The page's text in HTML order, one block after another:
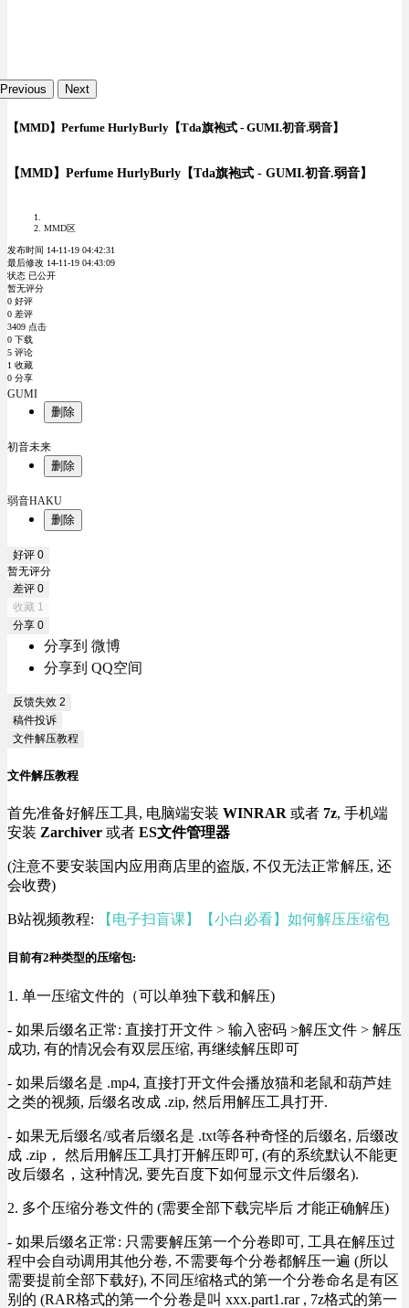
Previous Next
【MMD】Perfume HurlyBurly【Tda旗袍式 - GUMI.初音.弱音】
【MMD】Perfume HurlyBurly【Tda旗袍式 - GUMI.初音.弱音】
MMD区
发布时间 14-11-19 04:42:31
最后修改 14-11-19 04:43:09
状态 已公开
暂无评分
0 好评
0 差评
3409 点击
0 下载
5 评论
1 收藏
0 分享
GUMI
删除
初音未来
删除
弱音HAKU
删除
好评 0
暂无评分
差评 0
收藏 1
分享 0
分享到 微博
分享到 QQ空间
反馈失效 2
稿件投诉
文件解压教程
文件解压教程
首先准备好解压工具, 电脑端安装 WINRAR 或者 7z, 手机端
安装 Zarchiver 或者 ES文件管理器
(注意不要安装国内应用商店里的盗版, 不仅无法正常解压, 还
会收费)
B站视频教程: 【电子扫盲课】【小白必看】如何解压压缩包
目前有2种类型的压缩包:
1. 单一压缩文件的（可以单独下载和解压)
- 如果后缀名正常: 直接打开文件 > 输入密码 >解压文件 > 解压
成功, 有的情况会有双层压缩, 再继续解压即可
- 如果后缀名是 .mp4, 直接打开文件会播放猫和老鼠和葫芦娃
之类的视频, 后缀名改成 .zip, 然后用解压工具打开.
- 如果无后缀名/或者后缀名是 .txt等各种奇怪的后缀名, 后缀改
成 .zip， 然后用解压工具打开解压即可, (有的系统默认不能更
改后缀名，这种情况, 要先百度下如何显示文件后缀名).
2. 多个压缩分卷文件的 (需要全部下载完毕后 才能正确解压)
- 如果后缀名正常: 只需要解压第一个分卷即可, 工具在解压过
程中会自动调用其他分卷, 不需要每个分卷都解压一遍 (所以
需要提前全部下载好), 不同压缩格式的第一个分卷命名是有区
别的 (RAR格式的第一个分卷是叫 xxx.part1.rar , 7z格式的第一